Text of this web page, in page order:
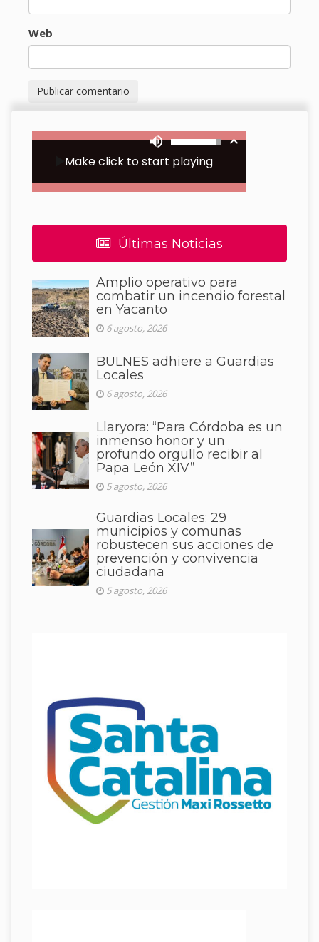
Web
Últimas Noticias
Amplio operativo para
combatir un incendio forestal
en Yacanto
6 agosto, 2026
BULNES adhiere a Guardias
Locales
6 agosto, 2026
Llaryora: “Para Córdoba es un
inmenso honor y un
profundo orgullo recibir al
Papa León XIV”
5 agosto, 2026
Guardias Locales: 29
municipios y comunas
robustecen sus acciones de
prevención y convivencia
ciudadana
5 agosto, 2026